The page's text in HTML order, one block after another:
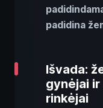
padidina
Išvada:
gynėjai
rinkėjai